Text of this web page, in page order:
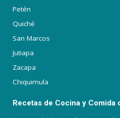
Petén
Quiché
San Marcos
Jutiapa
Zacapa
Chiquimula
Recetas de Cocina y Comida